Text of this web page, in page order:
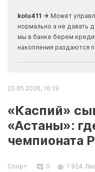
kolu411 → Может
нормально а не давать
мы в банке берем
накопления раздаются
23.05.2026, 10:19
«Каспий»
«Астаны»:
чемпионата
Спорт 0 1 924